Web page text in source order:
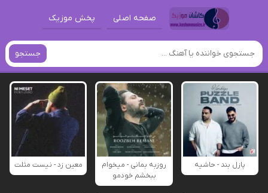
صفحه اصلی پخش موزیک
جستجو
پازل بند - حاشیه
روزبه بمانی - میخوام
ببخشم خودمو
معین زد - نیست مثلت